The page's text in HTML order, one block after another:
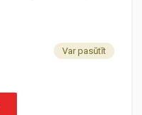
Var pasūtīt